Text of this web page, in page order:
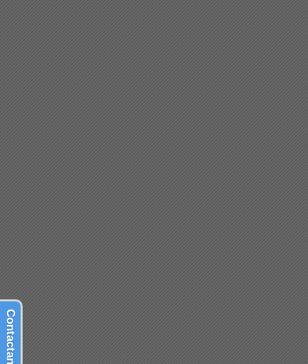
Contactanos